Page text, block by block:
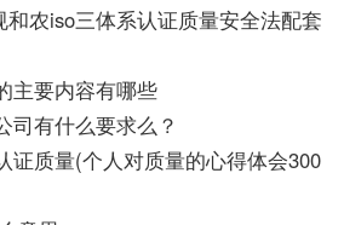
农iso三体系认证质量安全法配套
主要内容有哪些
司有什么要求么？
证质量(个人对质量的心得体会300